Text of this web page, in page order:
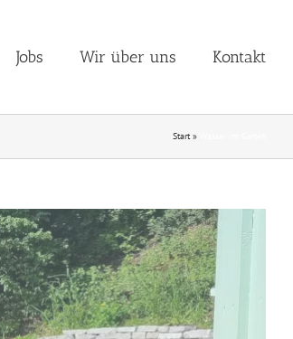
Jobs Wir über uns Kontakt
Start»